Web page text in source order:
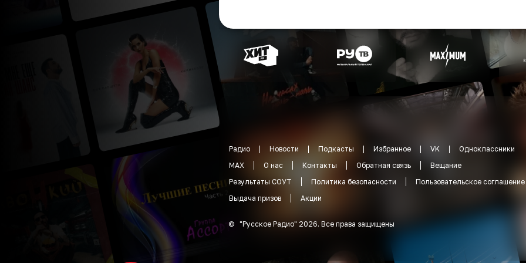
Радио Новости Подкасты Избранное VK
Одноклассники
MAX
О нас Контакты Обратная связь
Вещание
Результаты СОУТ
Политика безопасности
Пользовательское соглашение
Выдача призов
Акции
© "Русское Радио" 2026. Все права защищены